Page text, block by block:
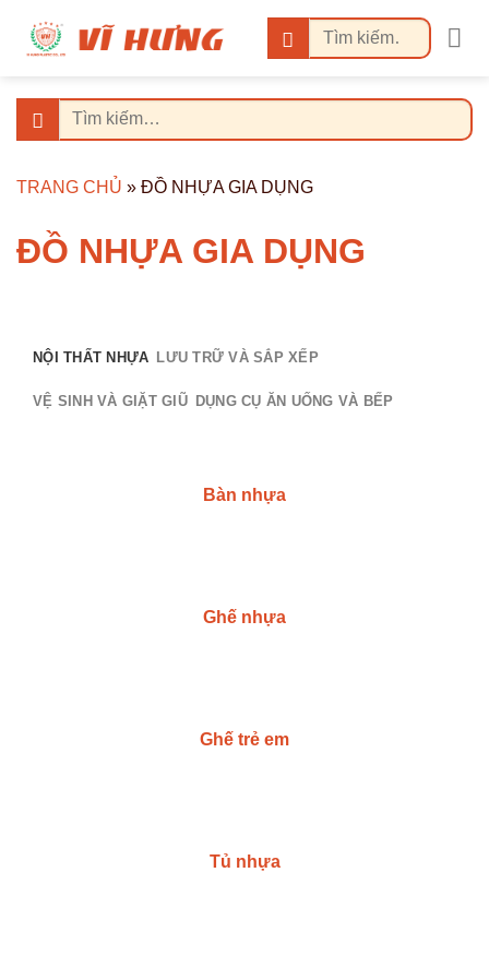
dung
Tìm
kiếm:
Tìm
TRANG CHỦ » ĐỒ NHỰA GIA DỤNG
ĐỒ NHỰA GIA DỤNG
NỘI THẤT NHỰA LƯU TRỮ VÀ SẮP XẾP
VỆ SINH VÀ GIẶT GIŨ DỤNG CỤ ĂN UỐNG VÀ BẾP
Bàn nhựa
Ghế nhựa
Ghế trẻ em
Tủ nhựa